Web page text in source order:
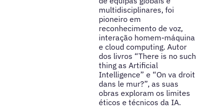
multidisciplinares, foi
pioneiro em
reconhecimento de voz,
interação homem-máquina
e cloud computing. Autor
dos livros “There is no such
thing as Artificial
Intelligence” e “On va droit
dans le mur?”, as suas
obras exploram os limites
éticos e técnicos da IA.